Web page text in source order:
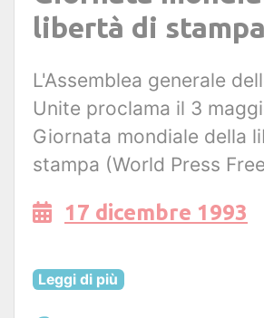
libertà di stampa
L'Assemblea generale
Unite proclama il 3
Giornata mondiale della
stampa (World Press
17 dicembre 1993
Leggi di più